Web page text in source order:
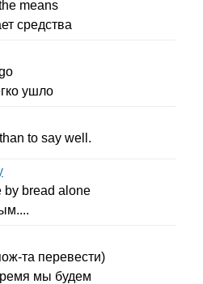
means
средства
ушло
than to say well .
by bread alone
та перевести)
мы будем